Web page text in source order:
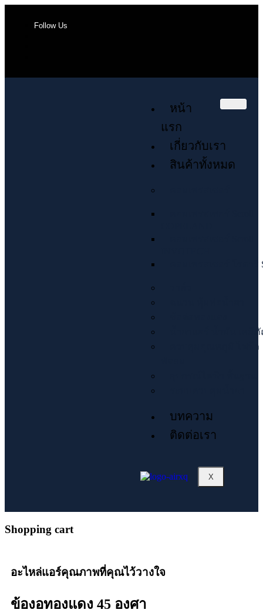
Follow Us
หน้า
แรก
เกี่ยวกับเรา
สินค้าทั้งหมด
คอมเพรสเซอร์ โรตารี่
น้ำยาแอร์ น้ำมัน เคมี
ควบคุมอุณหภูมิ ไฟฟ้า
บทความ
ติดต่อเรา
X
Shopping cart
อะไหล่แอร์คุณภาพที่คุณไว้วางใจ
ข้องอทองแดง 45 องศา